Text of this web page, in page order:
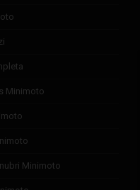
minimoto
minimoto